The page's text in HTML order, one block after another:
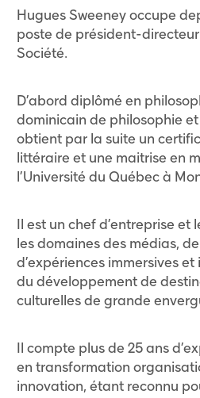
Hugues Sweeney occupe
poste de président-
Société.
D’abord diplômé en
dominicain de philosophie
obtient par la suite un
littéraire et une maitrise en
l’Université du Québec à
Il est un chef d’entreprise
les domaines des médias,
d’expériences immersives
du développement de
culturelles de grande
Il compte plus de 25 ans
en transformation
innovation, étant reconnu